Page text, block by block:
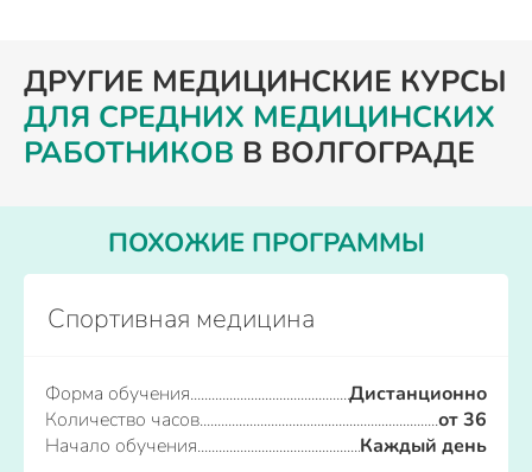
ДРУГИЕ МЕДИЦИНСКИЕ КУРСЫ
ДЛЯ СРЕДНИХ МЕДИЦИНСКИХ
РАБОТНИКОВ В ВОЛГОГРАДЕ
ПОХОЖИЕ ПРОГРАММЫ
Спортивная медицина
Форма обучения
Дистанционно
Количество часов
от 36
Начало обучения
Каждый день